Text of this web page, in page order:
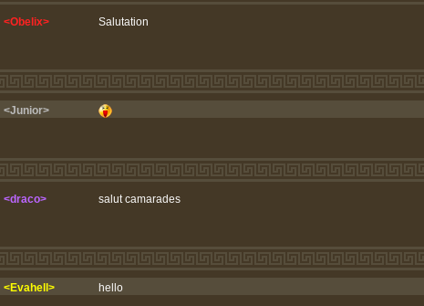
<Obelix> Salutation
<Junior>
<draco> salut camarades
<Evahell> hello